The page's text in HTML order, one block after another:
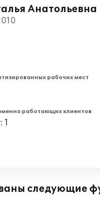
Анатольевна
рабочих мест
работающих клиентов
1
следующие